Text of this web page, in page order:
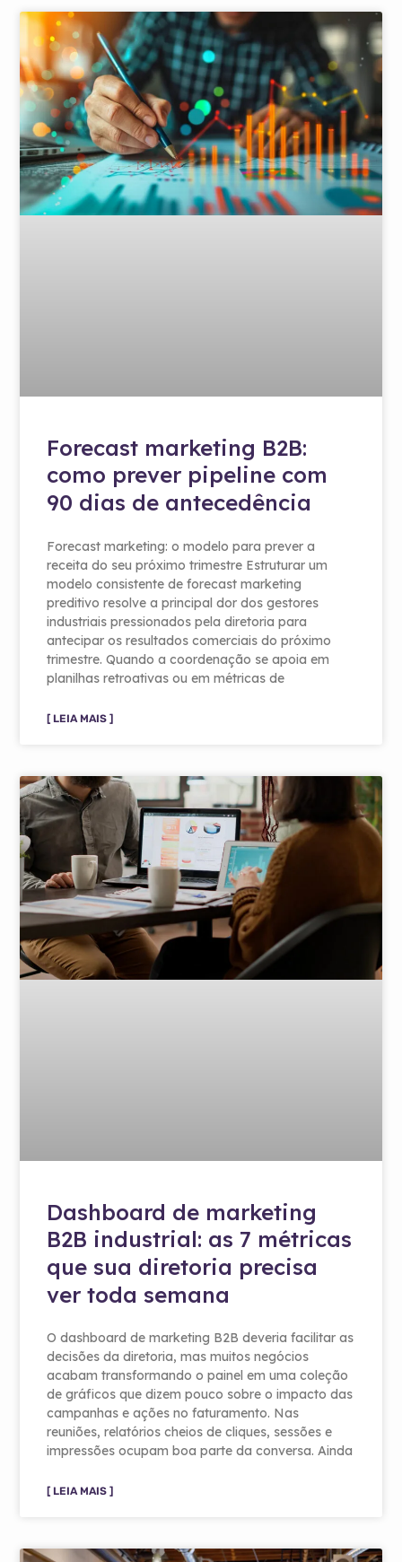
Forecast marketing B2B:
como prever pipeline com
90 dias de antecedência
Forecast marketing: o modelo para prever a
receita do seu próximo trimestre Estruturar um
modelo consistente de forecast marketing
preditivo resolve a principal dor dos gestores
industriais pressionados pela diretoria para
antecipar os resultados comerciais do próximo
trimestre. Quando a coordenação se apoia em
planilhas retroativas ou em métricas de
[ LEIA MAIS ]
Dashboard de marketing
B2B industrial: as 7 métricas
que sua diretoria precisa
ver toda semana
O dashboard de marketing B2B deveria facilitar as
decisões da diretoria, mas muitos negócios
acabam transformando o painel em uma coleção
de gráficos que dizem pouco sobre o impacto das
campanhas e ações no faturamento. Nas
reuniões, relatórios cheios de cliques, sessões e
impressões ocupam boa parte da conversa. Ainda
[ LEIA MAIS ]